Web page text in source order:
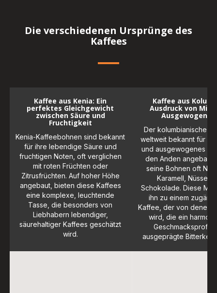
Die verschiedenen Ursprünge des
Kaffees
Kaffee aus Kenia: Ein
perfektes Gleichgewicht
zwischen Säure und
Fruchtigkeit
Kenia-Kaffeebohnen sind bekannt
für ihre lebendige Säure und
fruchtigen Noten, oft verglichen
mit roten Früchten oder
Zitrusfrüchten. Auf hoher Höhe
angebaut, bieten diese Kaffees
eine komplexe, leuchtende
Tasse, die besonders von
Liebhabern lebendiger,
säurehaltiger Kaffees geschätzt
wird.
Kaffee aus
Ausdruck von
Der kolumbianische
weltweit bekannt für
und ausgewogenes
den Anden
seine Bohnen oft
Karamell, Nüssen
Schokolade. Diese
ihn zu einem
Kaffee, der von denen
wird, die ein
Geschmacksprofil
ausgeprägte Bitterkeit